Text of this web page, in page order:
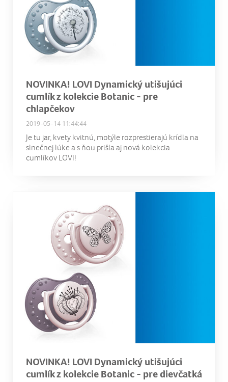
NOVINKA! LOVI Dynamický utišujúci
cumlík z kolekcie Botanic - pre
chlapčekov
2019-05-14 11:44:44
Je tu jar, kvety kvitnú, motýle rozprestierajú krídla na
slnečnej lúke a s ňou prišla aj nová kolekcia
cumlíkov LOVI!
NOVINKA! LOVI Dynamický utišujúci
cumlík z kolekcie Botanic - pre dievčatká